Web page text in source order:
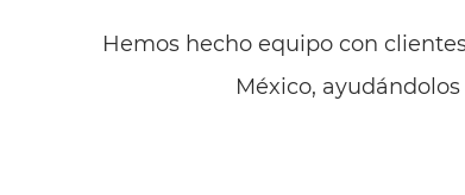
Hemos hecho equipo con
México,